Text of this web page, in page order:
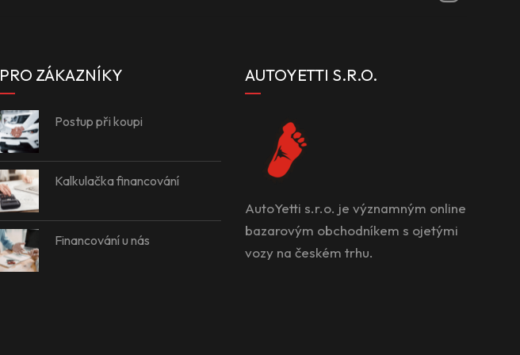
PRO ZÁKAZNÍKY
Postup při koupi
Kalkulačka financování
Financování u nás
AUTOYETTI S.R.O.
AutoYetti s.r.o. je významným online
bazarovým obchodníkem s ojetými
vozy na českém trhu.